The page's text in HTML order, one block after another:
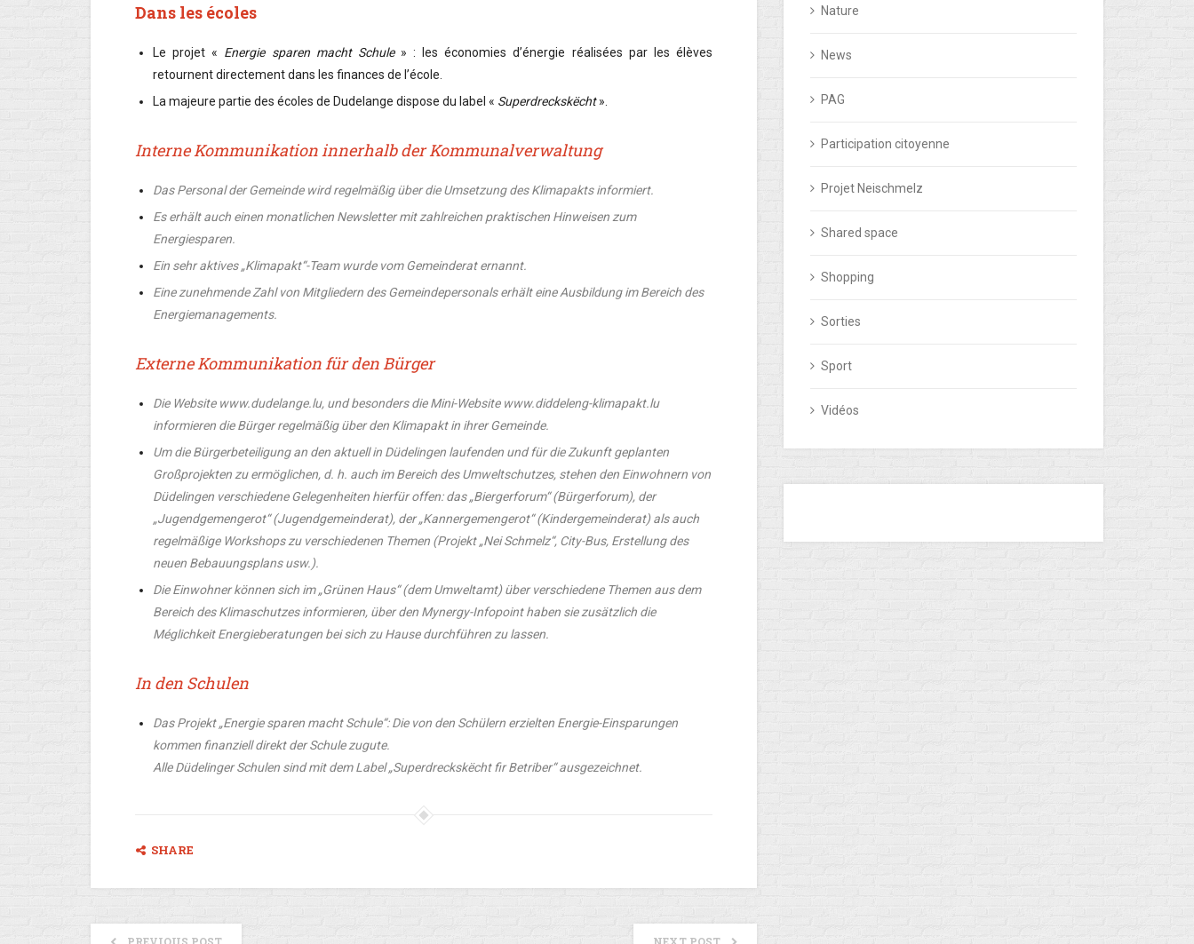
Dans les écoles
Le projet « Energie sparen macht Schule» : les économies d’énergie réalisées par les élèves
retournent directement dans les finances de l’école.
La majeure partie des écoles de Dudelange dispose du label « Superdreckskëcht».
Interne Kommunikation innerhalb der Kommunalverwaltung
Das Personal der Gemeinde wird regelmäßig über die Umsetzung des Klimapakts informiert.
Es erhält auch einen monatlichen Newsletter mit zahlreichen praktischen Hinweisen zum
Energiesparen.
Ein sehr aktives „Klimapakt“-Team wurde vom Gemeinderat ernannt.
Eine zunehmende Zahl von Mitgliedern des Gemeindepersonals erhält eine Ausbildung im Bereich des
Energiemanagements.
Externe Kommunikation für den Bürger
Die Website www.dudelange.lu, und besonders die Mini-Website www.diddeleng-klimapakt.lu
informieren die Bürger regelmäßig über den Klimapakt in ihrer Gemeinde.
Um die Bürgerbeteiligung an den aktuell in Düdelingen laufenden und für die Zukunft geplanten
Großprojekten zu ermöglichen, d. h. auch im Bereich des Umweltschutzes, stehen den Einwohnern von
Düdelingen verschiedene Gelegenheiten hierfür offen: das „Biergerforum“ (Bürgerforum), der
„Jugendgemengerot“ (Jugendgemeinderat), der „Kannergemengerot“ (Kindergemeinderat) als auch
regelmäßige Workshops zu verschiedenen Themen (Projekt „Nei Schmelz“, City-Bus, Erstellung des
neuen Bebauungsplans usw.).
Die Einwohner können sich im „Grünen Haus“ (dem Umweltamt) über verschiedene Themen aus dem
Bereich des Klimaschutzes informieren, über den Mynergy-Infopoint haben sie zusätzlich die
Méglichkeit Energieberatungen bei sich zu Hause durchführen zu lassen.
In den Schulen
Das Projekt „Energie sparen macht Schule“: Die von den Schülern erzielten Energie-Einsparungen
kommen finanziell direkt der Schule zugute.
Alle Düdelinger Schulen sind mit dem Label „Superdreckskëcht fir Betriber“ ausgezeichnet.
SHARE
PREVIOUS POST NEXT POST
Nature
News
PAG
Participation citoyenne
Projet Neischmelz
Shared space
Shopping
Sorties
Sport
Vidéos